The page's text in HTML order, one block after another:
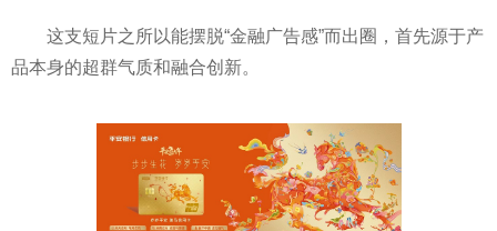
这支短片之所以能摆脱“金融广告感”而出圈，首先源于产
品本身的超群气质和融合创新。